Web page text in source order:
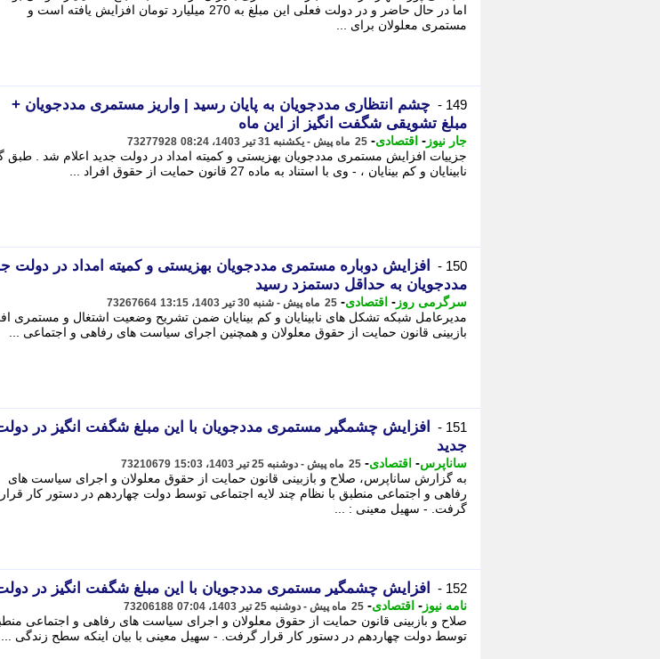
اما در حال حاضر و در دولت فعلی این مبلغ به 270 میلیارد تومان افزایش یافته است و
مستمری معلولان برای ...
149 -
چشم انتظاری مددجویان به پایان رسید | واریز مستمری مددجویان +
مبلغ تشویقی شگفت انگیز از این ماه
جار نیوز - اقتصادی- 25 ماه پیش - یکشنبه 31 تیر 1403، 08:24 73277928
جزییات افزایش مستمری مددجویان بهزیستی و کمیته امداد در دولت جدید اعلام شد .
نابینایان و کم بینایان ، - وی با استناد به ماده 27 قانون حمایت از حقوق افراد ...
150 -
افزایش دوباره مستمری مددجویان بهزیستی و کمیته امداد در
مددجویان به حداقل دستمزد رسید
سرگرمی روز - اقتصادی- 25 ماه پیش - شنبه 30 تیر 1403، 13:15 73267664
مدیرعامل شبکه تشکل های نابینایان و کم بینایان ضمن تشریح وضعیت اشتغال و مستمری
بازبینی قانون حمایت از حقوق معلولان و همچنین اجرای سیاست های رفاهی و اجتماعی ...
151 -
افزایش چشمگیر مستمری مددجویان با این مبلغ شگفت انگیز در
جدید
ساناپرس- اقتصادی- 25 ماه پیش - دوشنبه 25 تیر 1403، 15:03 73210679
به گزارش ساناپرس، صلاح و بازبینی قانون حمایت از حقوق معلولان و اجرای سیاست های
رفاهی و اجتماعی منطبق با نظام چند لایه اجتماعی توسط دولت چهاردهم در دستور کار قرار
گرفت. - سهیل معینی : ...
152 - افزایش چشمگیر مستمری مددجویان با این مبلغ شگفت انگیز در
نامه نیوز - اقتصادی- 25 ماه پیش - دوشنبه 25 تیر 1403، 07:04 73206188
صلاح و بازبینی قانون حمایت از حقوق معلولان و اجرای سیاست های رفاهی و اجتماعی
توسط دولت چهاردهم در دستور کار قرار گرفت. - سهیل معینی با بیان اینکه سطح زندگی ...